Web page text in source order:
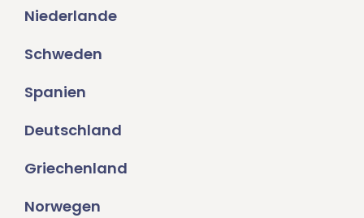
Niederlande
Schweden
Spanien
Deutschland
Griechenland
Norwegen